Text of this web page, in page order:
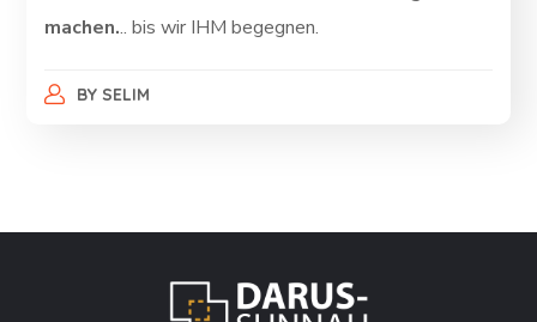
machen... bis wir IHM begegnen.
BY SELIM